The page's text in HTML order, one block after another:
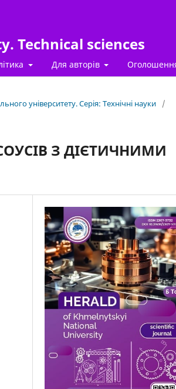
Technical sciences
Для авторів
університету. Серія: Технічні науки
/
З ДІЄТИЧНИМИ